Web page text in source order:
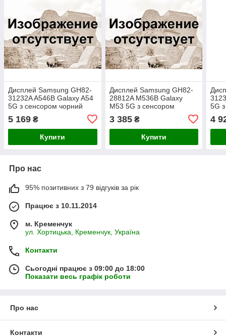
Дисплей Samsung GH82-
31232A A546B Galaxy A54
5G з сенсором чорний
5 169 ₴
Купити
Дисплей Samsung GH82-
28812A M536B Galaxy
M53 5G з сенсором
чорний сервісний + рамка
3 385₴
Купити
5G
4
Про нас
95% позитивних з 79 відгуків за рік
Працює з 10.11.2014
м. Кременчук
ул. Хортицька, Кременчук, Україна
Контакти
Сьогодні працює з 09:00 до 18:00
Показати весь графік роботи
Про нас
Контакти